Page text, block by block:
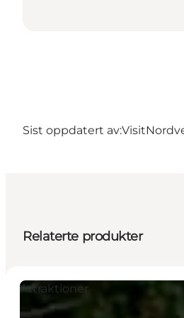
Sist oppdatert av:
Relaterte produkter
Attraktioner